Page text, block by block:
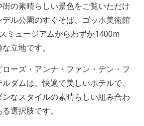
の素晴らしい景色をご覧いただけ
ル公園のすぐそば、ゴッホ美術館
ミュージアムからわずか1400m
立地です。
ーズ・アンナ・ファン・デン・フ
ダムは、快適で美しいホテルで、
なスタイルの素晴らしい組み合わ
選択肢です。